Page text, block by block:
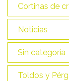
Cortinas de
Noticias
Sin categoría
Toldos y